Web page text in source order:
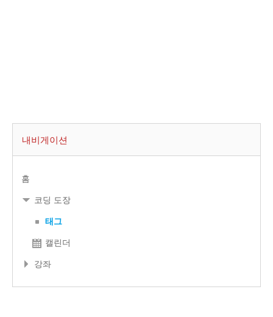
내비게이션
홈
코딩 도장
태그
캘린더
강좌